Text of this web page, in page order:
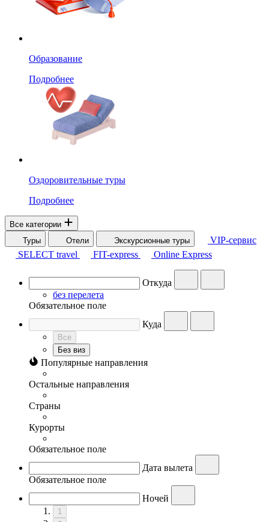
Образование
Подробнее
Оздоровительные туры
Подробнее
Все категории
Туры
Отели Экскурсионные туры
VIP-сервис
SELECT travel
FIT-express Online Express
Откуда
без перелета
Обязательное поле
Куда
Все
Без виз
Популярные направления
Остальные направления
Страны
Курорты
Обязательное поле
Дата вылета
Обязательное поле
Ночей
1